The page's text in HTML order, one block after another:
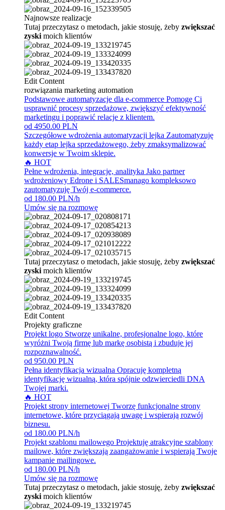
Najnowsze realizacje
Tutaj przeczytasz o metodach, jakie stosuję, żeby zwiększać
zyski moich klientów
Edit Content
rozwiązania marketing automation
Podstawowe automatyzacje dla e-commerce Pomogę Ci
usprawnić procesy sprzedażowe, zwiększyć efektywność
marketingu i poprawić relacje z klientem.
od 4950.00 PLN
Szczegółowe wdrożenia automatyzacji lejka Zautomatyzuję
każdy etap lejka sprzedażowego, żeby zmaksymalizować
konwersje w Twoim sklepie.
🔥 HOT
Pełne wdrożenia, integracje, analityka Jako partner
wdrożeniowy Edrone i SALESmanago kompleksowo
zautomatyzuję Twój e-commerce.
od 180.00 PLN/h
Umów się na rozmowę
Tutaj przeczytasz o metodach, jakie stosuję, żeby zwiększać
zyski moich klientów
Edit Content
Projekty graficzne
Projekt logo Stworzę unikalne, profesjonalne logo, które
wyróżni Twoją firmę lub markę osobistą i zbuduje jej
rozpoznawalność.
od 950.00 PLN
Pełna identyfikacja wizualna Opracuję kompletną
identyfikację wizualną, która spójnie odzwierciedli DNA
Twojej marki.
🔥 HOT
Projekt strony internetowej Tworzę funkcjonalne strony
internetowe, które przyciągają uwagę i wspierają rozwój
biznesu.
od 180.00 PLN/h
Projekt szablonu mailowego Projektuję atrakcyjne szablony
mailowe, które zwiększają zaangażowanie i wspierają Twoje
kampanie mailingowe.
od 180.00 PLN/h
Umów się na rozmowę
Tutaj przeczytasz o metodach, jakie stosuję, żeby zwiększać
zyski moich klientów